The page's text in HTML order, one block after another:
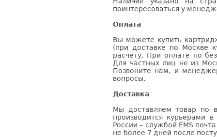
поинтересоваться у
Оплата
Вы можете купить
(при доставке по Москве
расчету. При оплате по
Для частных лиц не из
Позвоните нам, и
вопросы.
Доставка
Мы доставляем товар по
производится курьерами
России – службой EMS
не более 7 дней после